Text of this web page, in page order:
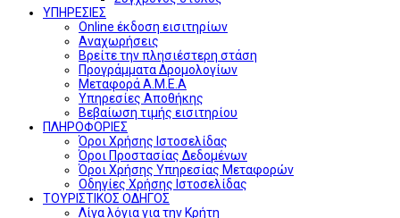
ΥΠΗΡΕΣΙΕΣ
Online έκδοση εισιτηρίων
Αναχωρήσεις
Βρείτε την πλησιέστερη στάση
Προγράμματα Δρομολογίων
Μεταφορά Α.Μ.Ε.Α
Υπηρεσίες Αποθήκης
Βεβαίωση τιμής εισιτηρίου
ΠΛΗΡΟΦΟΡΙΕΣ
Όροι Χρήσης Ιστοσελίδας
Όροι Προστασίας Δεδομένων
Όροι Χρήσης Υπηρεσίας Μεταφορών
Οδηγίες Χρήσης Ιστοσελίδας
ΤΟΥΡΙΣΤΙΚΟΣ ΟΔΗΓΟΣ
Λίγα λόγια για την Κρήτη